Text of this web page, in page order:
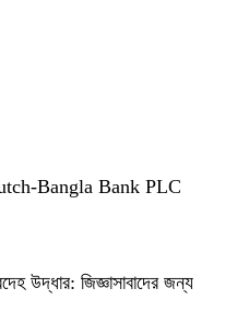
Bangla Bank PLC
উদ্ধার: জিজ্ঞাসাবাদের জন্য